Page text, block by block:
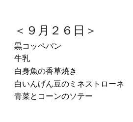
＜９月２６日＞
黒コッペパン
牛乳
白身魚の香草焼き
白いんげん豆のミネストローネ
青菜とコーンのソテー